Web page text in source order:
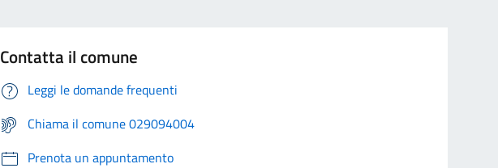
Contatta il comune
Leggi le domande frequenti
Chiama il comune 029094004
Prenota un appuntamento